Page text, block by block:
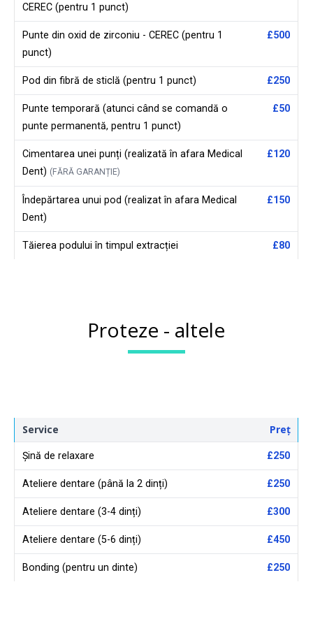
CEREC (pentru 1 punct)
Punte din oxid de zirconiu - CEREC (pentru 1
punct)
£500
Pod din fibră de sticlă (pentru 1 punct) £250
Punte temporară (atunci când se comandă o
punte permanentă, pentru 1 punct)
£50
Cimentarea unei punți (realizată în afara Medical
Dent) (FĂRĂ GARANȚIE)
£120
Îndepărtarea unui pod (realizat în afara Medical
Dent)
£150
Tăierea podului în timpul extracției £80
Proteze - altele
Service Preț
Șină de relaxare £250
Ateliere dentare (până la 2 dinți) £250
Ateliere dentare (3-4 dinți) £300
Ateliere dentare (5-6 dinți) £450
Bonding (pentru un dinte) £250